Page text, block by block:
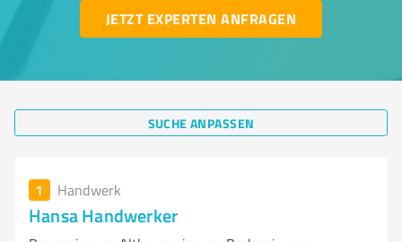
JETZT EXPERTEN ANFRAGEN
SUCHE ANPASSEN
1 Handwerk
Hansa Handwerker